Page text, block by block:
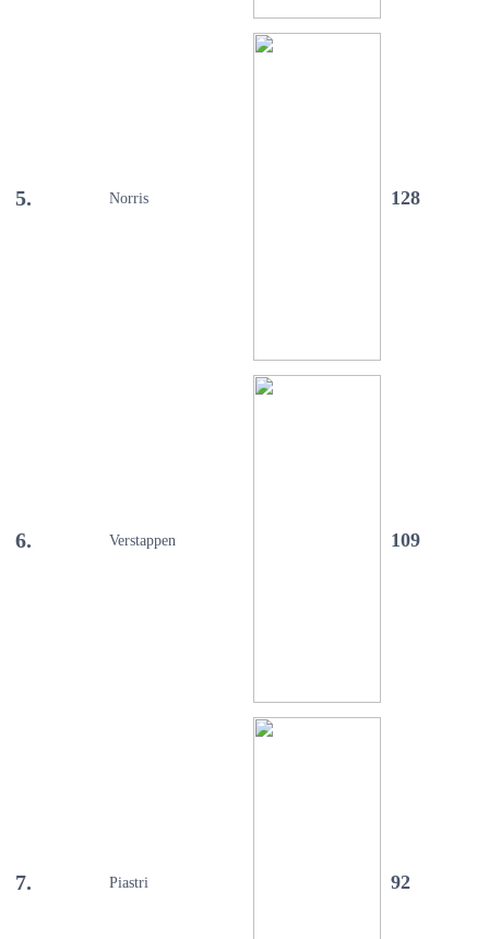
5. Norris 128
6. Verstappen 109
7. Piastri 92